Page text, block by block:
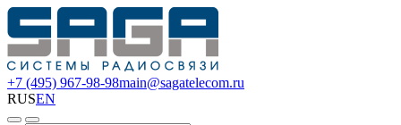
+7 (495) 967-98-98main@sagatelecom.ru
RUSEN